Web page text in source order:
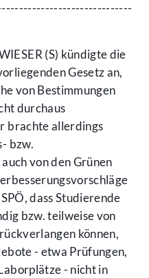
(S) kündigte die
Gesetz an,
von Bestimmungen
durchaus
brachte allerdings
bzw.
von den Grünen
dass Studierende
bzw. teilweise von
können,
- etwa Prüfungen,
- nicht in